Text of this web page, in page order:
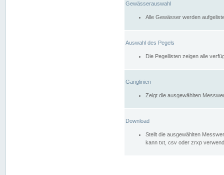
Gewässerauswahl
Alle Gewässer werden
Auswahl des Pegels
Die Pegellisten zeigen alle
Ganglinien
Zeigt die ausgewählten
Download
Stellt die ausgewählten
kann txt, csv oder zrxp